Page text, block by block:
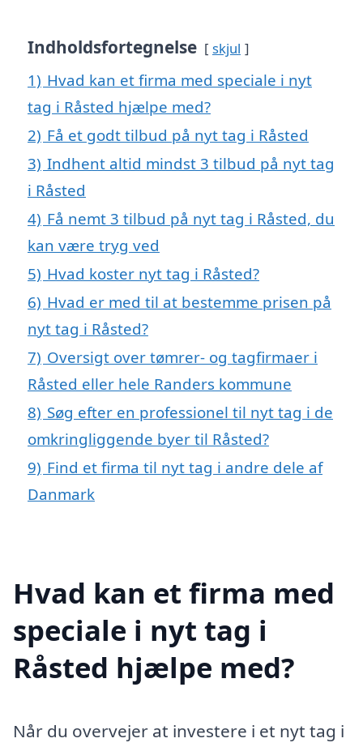
Indholdsfortegnelse skjul
1) Hvad kan et firma med speciale i nyt
tag i Råsted hjælpe med?
2) Få et godt tilbud på nyt tag i Råsted
3) Indhent altid mindst 3 tilbud på nyt tag
i Råsted
4) Få nemt 3 tilbud på nyt tag i Råsted, du
kan være tryg ved
5) Hvad koster nyt tag i Råsted?
6) Hvad er med til at bestemme prisen på
nyt tag i Råsted?
7) Oversigt over tømrer- og tagfirmaer i
Råsted eller hele Randers kommune
8) Søg efter en professionel til nyt tag i de
omkringliggende byer til Råsted?
9) Find et firma til nyt tag i andre dele af
Danmark
Hvad kan et firma med
speciale i nyt tag i
Råsted hjælpe med?
Når du overvejer at investere i et nyt tag i